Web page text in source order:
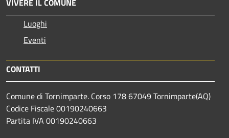
VIVERE IL COMUNE
Luoghi
Eventi
CONTATTI
Comune di Tornimparte. Corso 178 67049 Tornimparte(AQ)
Codice Fiscale 00190240663
Partita IVA 00190240663